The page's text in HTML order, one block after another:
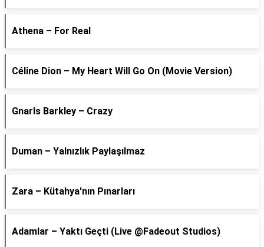
Athena – For Real
Céline Dion – My Heart Will Go On (Movie Version)
Gnarls Barkley – Crazy
Duman – Yalnızlık Paylaşılmaz
Zara – Kütahya'nın Pınarları
Adamlar – Yaktı Geçti (Live @Fadeout Studios)